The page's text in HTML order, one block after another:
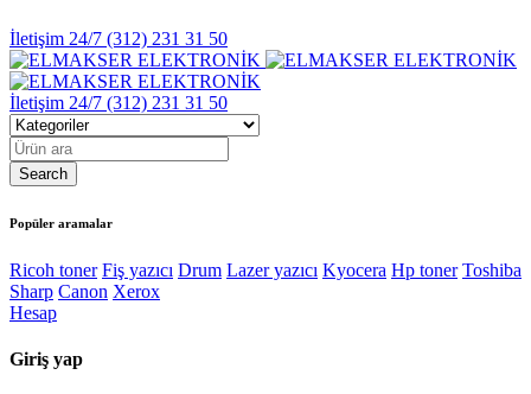
İletişim 24/7 (312) 231 31 50
İletişim 24/7 (312) 231 31 50
Popüler aramalar
Ricoh toner Fiş yazıcı Drum Lazer yazıcı Kyocera Hp toner Toshiba
Sharp Canon Xerox
Hesap
Giriş yap